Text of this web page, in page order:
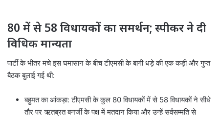
80 में से 58 विधायकों का समर्थन; स्पीकर ने दी
विधिक मान्यता
पार्टी के भीतर मचे इस घमासान के बीच टीएमसी के बागी धड़े की एक कड़ी और गुप्त
बैठक बुलाई गई थी:
बहुमत का आंकड़ा: टीएमसी के कुल 80 विधायकों में से 58 विधायकों ने सीधे
तौर पर ऋतब्रत बनर्जी के पक्ष में मतदान किया और उन्हें सर्वसम्मति से